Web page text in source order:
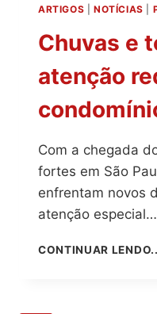
ARTIGOS NOTÍCIAS
Chuvas e
atenção
Com a chegada
fortes em São
enfrentam novos
atenção especial…
CONTINUAR